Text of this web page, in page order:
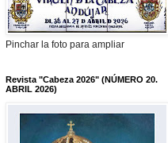
Pinchar la foto para ampliar
Revista "Cabeza 2026" (NÚMERO 20.
ABRIL 2026)